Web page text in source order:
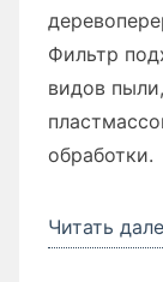
Фильтр
видов
обработки.
Читать